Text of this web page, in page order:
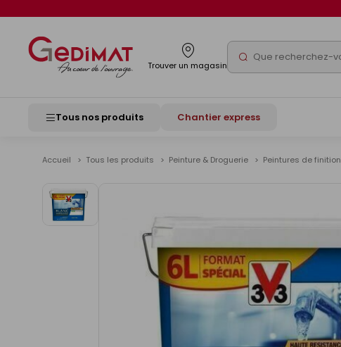
Trouver un magasin Rechercher
Tous nos produits Chantier express
Accueil Tous les produits Peinture & Droguerie Peintures de finition